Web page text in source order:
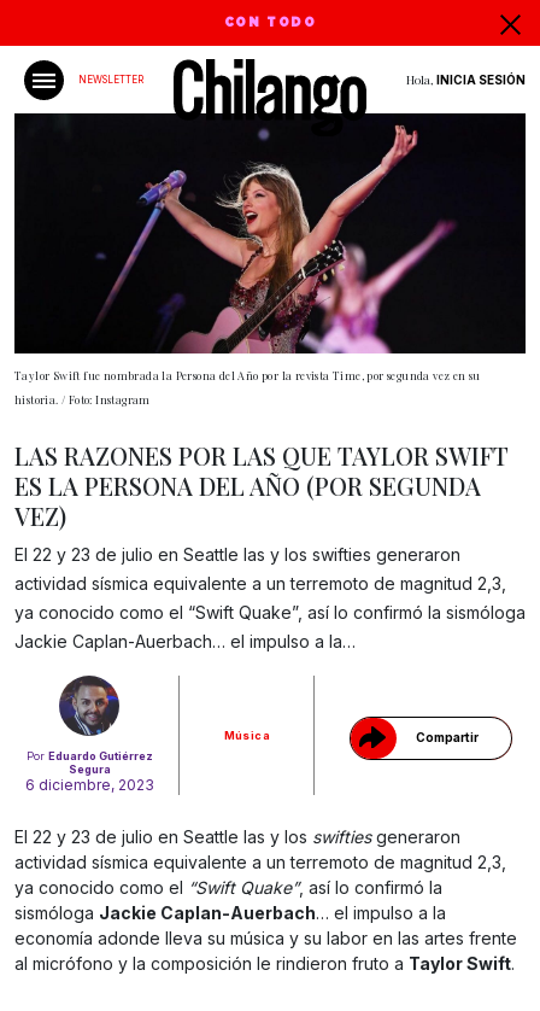
CON TODO
NEWSLETTER Hola, INICIA SESIÓN
Taylor Swift fue nombrada la Persona del Año por la revista Time, por segunda vez en su
historia. / Foto: Instagram
Por Eduardo Gutiérrez
Segura
6 diciembre, 2023
Música Compartir
Gracias!
LAS RAZONES POR LAS QUE TAYLOR SWIFT
ES LA PERSONA DEL AÑO (POR SEGUNDA
VEZ)
El 22 y 23 de julio en Seattle las y los swifties generaron
actividad sísmica equivalente a un terremoto de magnitud 2,3,
ya conocido como el “Swift Quake”, así lo confirmó la sismóloga
Jackie Caplan-Auerbach… el impulso a la…
El 22 y 23 de julio en Seattle las y los swiftiesgeneraron
actividad sísmica equivalente a un terremoto de magnitud 2,3,
ya conocido como el “Swift Quake”, así lo confirmó la
sismóloga Jackie Caplan-Auerbach… el impulso a la
economía adonde lleva su música y su labor en las artes frente
al micrófono y la composición le rindieron fruto a Taylor Swift.